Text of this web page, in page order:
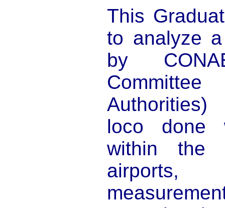
This
to analyze
by
loco done
within the